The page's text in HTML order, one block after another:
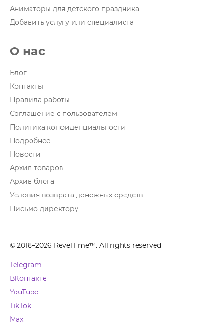
Аниматоры для детского праздника
Добавить услугу или специалиста
О нас
Блог
Контакты
Правила работы
Соглашение с пользователем
Политика конфиденциальности
Подробнее
Новости
Архив товаров
Архив блога
Условия возврата денежных средств
Письмо директору
© 2018–2026 RevelTime™. All rights reserved
Telegram
ВКонтакте
YouTube
TikTok
Max